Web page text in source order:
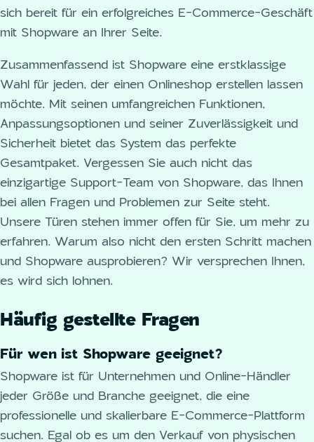
sich bereit für ein erfolgreiches E-Commerce-Geschäft
mit Shopware an Ihrer Seite.
Zusammenfassend ist Shopware eine erstklassige
Wahl für jeden, der einen Onlineshop erstellen lassen
möchte. Mit seinen umfangreichen Funktionen,
Anpassungsoptionen und seiner Zuverlässigkeit und
Sicherheit bietet das System das perfekte
Gesamtpaket. Vergessen Sie auch nicht das
einzigartige Support-Team von Shopware, das Ihnen
bei allen Fragen und Problemen zur Seite steht.
Unsere Türen stehen immer offen für Sie, um mehr zu
erfahren. Warum also nicht den ersten Schritt machen
und Shopware ausprobieren? Wir versprechen Ihnen,
es wird sich lohnen.
Häufig gestellte Fragen
Für wen ist Shopware geeignet?
Shopware ist für Unternehmen und Online-Händler
jeder Größe und Branche geeignet, die eine
professionelle und skalierbare E-Commerce-Plattform
suchen. Egal ob es um den Verkauf von physischen